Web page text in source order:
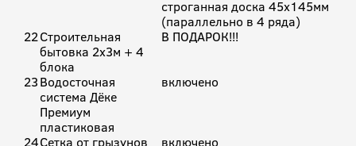
строганная доска 45х145мм
(параллельно в 4 ряда)
22Строительная
бытовка 2х3м + 4
блока
В ПОДАРОК!!!
23Водосточная
система Дёке
Премиум
пластиковая
включено
24Сетка от грызунов
включено